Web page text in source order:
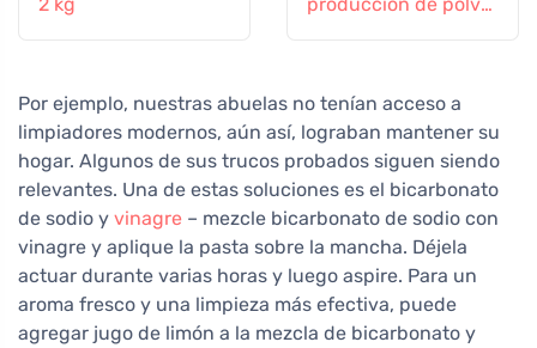
2 kg
producción de polvo
Por ejemplo, nuestras abuelas no tenían acceso a
limpiadores modernos, aún así, lograban mantener su
hogar. Algunos de sus trucos probados siguen siendo
relevantes. Una de estas soluciones es el bicarbonato
de sodio y vinagre – mezcle bicarbonato de sodio con
vinagre y aplique la pasta sobre la mancha. Déjela
actuar durante varias horas y luego aspire. Para un
aroma fresco y una limpieza más efectiva, puede
agregar jugo de limón a la mezcla de bicarbonato y